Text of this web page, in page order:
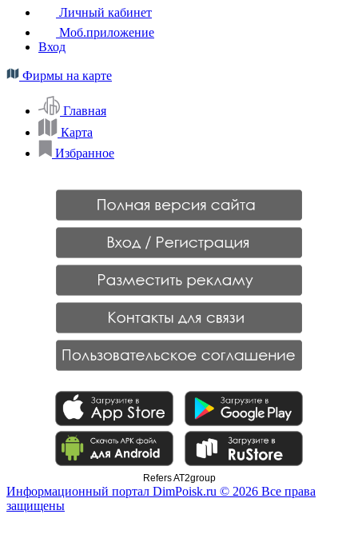
Личный кабинет
Моб.приложение
Вход
Фирмы на карте
Главная
Карта
Избранное
Refers AT2group
Информационный портал DimPoisk.ru © 2026 Все права
защищены